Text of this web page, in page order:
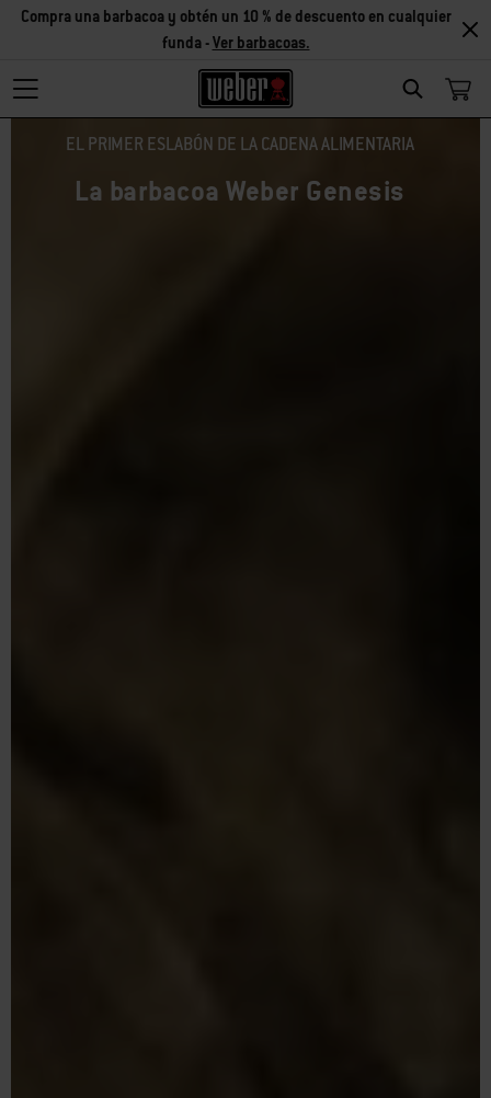
Search
Compra una barbacoa y obtén un 10 % de descuento en cualquier
funda -Ver barbacoas.
EL PRIMER ESLABÓN DE LA CADENA ALIMENTARIA
La barbacoa Weber Genesis